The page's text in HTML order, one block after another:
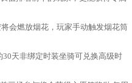
会燃放烟花，玩家手动触发烟花筒
天非绑定时装坐骑可兑换高级时